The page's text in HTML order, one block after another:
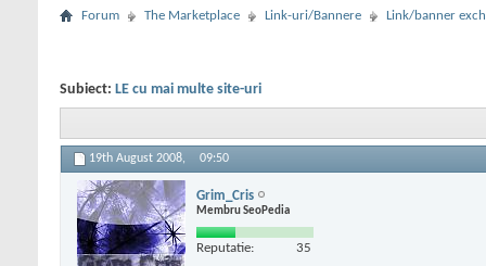
Forum The Marketplace Link-uri/Bannere Link/banner
Subiect: LE cu mai multe site-uri
19th August 2008, 09:50
Grim_Cris
Membru SeoPedia
Reputatie: 35